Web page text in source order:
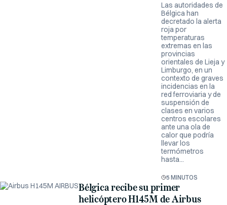
Las autoridades de
Bélgica han
decretado la alerta
roja por
temperaturas
extremas en las
provincias
orientales de Lieja y
Limburgo, en un
contexto de graves
incidencias en la
red ferroviaria y de
suspensión de
clases en varios
centros escolares
ante una ola de
calor que podría
llevar los
termómetros
hasta...
5 MINUTOS
Bélgica recibe su primer
helicóptero H145M de Airbus